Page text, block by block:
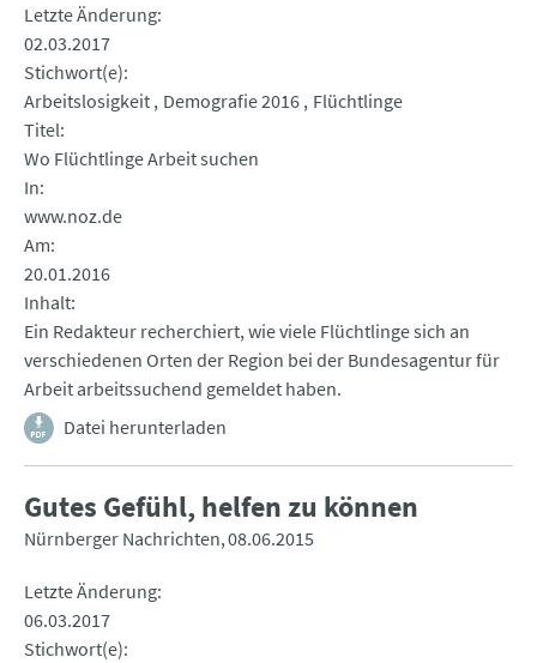
Letzte Änderung
02.03.2017
Stichwort(e)
Arbeitslosigkeit Demografie 2016 Flüchtlinge
Titel
Wo Flüchtlinge Arbeit suchen
In
www.noz.de
Am
20.01.2016
Inhalt
Ein Redakteur recherchiert, wie viele Flüchtlinge sich an
verschiedenen Orten der Region bei der Bundesagentur für
Arbeit arbeitssuchend gemeldet haben.
Datei herunterladen
Gutes Gefühl, helfen zu können
Nürnberger Nachrichten 08.06.2015
Letzte Änderung
06.03.2017
Stichwort(e)